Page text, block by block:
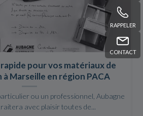
RAPPELER
CONTACT
pour vos matériaux de
Marseille en région PACA
ou un professionnel, Aubagne
avec plaisir toutes de...